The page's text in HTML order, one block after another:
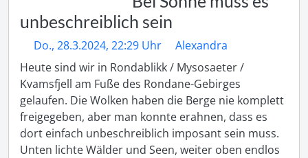
unbeschreiblich sein
Do., 28.3.2024, 22:29 Uhr
Alexandra
Heute sind wir in Rondablikk / Mysosaeter /
Kvamsfjell am Fuße des Rondane-Gebirges
gelaufen. Die Wolken haben die Berge nie komplett
freigegeben, aber man konnte erahnen, dass es
dort einfach unbeschreiblich imposant sein muss.
Unten lichte Wälder und Seen, weiter oben endlos